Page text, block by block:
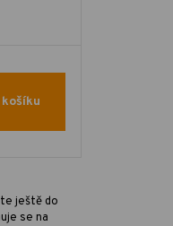
ještě do
se na